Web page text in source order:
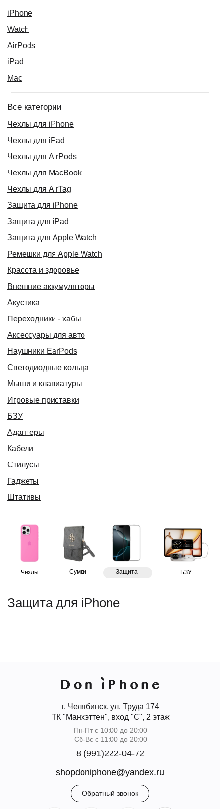
iPhone
AirPods
Watch
iPad
Mac
Все категории
Чехлы для iPhone
Чехлы для AirPods
Чехлы для iPad
Чехлы для MacBook
Чехлы для AirTag
Защита для iPhone
Защита для iPad
Защита для Apple Watch
Ремешки для Apple Watch
Красота и здоровье
Наушники EarPods
Акустика
Переходники - хабы
Адаптеры
Кабели
БЗУ
Аксессуары для авто
Стилусы
Мыши и клавиатуры
Внешние аккумуляторы
Гаджеты
Штативы
Светодиодные кольца
Игровые приставки
БЗУ
Защита
Чехлы Сумки
Защита для iPhone
г. Челябинск, ул. Труда 174
ТК "Манхэттен", вход "С", 2 этаж
Пн-Пт с 10:00 до 20:00
Сб-Вс с 11:00 до 20:00
Обратный звонок
8 (991)222-04-72
shopdoniphone@yandex.ru